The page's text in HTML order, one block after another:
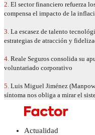
2. El sector financiero refuerza
compensa el impacto de la
3. La escasez de talento
estrategias de atracción y
4. Reale Seguros consolida su
voluntariado corporativo
5. Luis Miguel Jiménez
síntoma nos obliga a mirar el
Actualidad